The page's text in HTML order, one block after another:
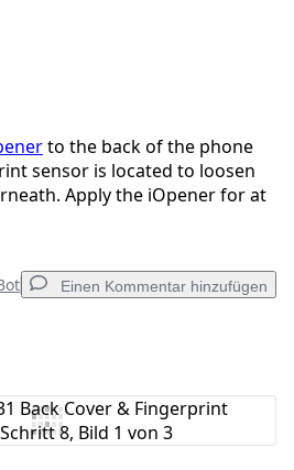
to the back of the phone
sensor is located to loosen
Apply the iOpener for at
Einen Kommentar hinzufügen